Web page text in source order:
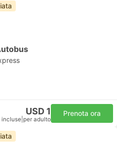
USD 1
incluse per adulto
Prenota ora